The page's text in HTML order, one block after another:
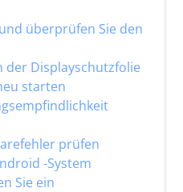
überprüfen Sie den
der Displayschutzfolie
starten
prüfen
-System
Sie ein